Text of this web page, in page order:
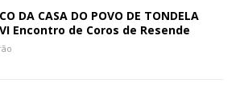
DA CASA DO POVO DE TONDELA
Encontro de Coros de Resende